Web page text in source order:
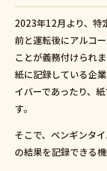
2023年12月より、特
前と運転後にアルコ
ことが義務付けられま
紙に記録している企
イバーであったり、
す。
そこで、ペンギンタ
の結果を記録できる